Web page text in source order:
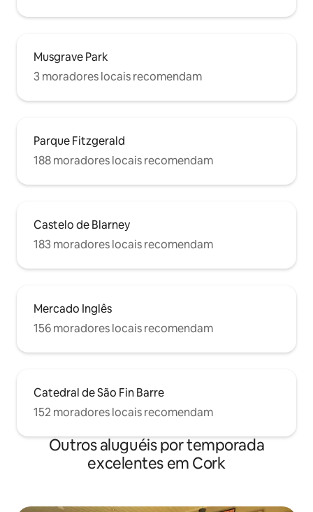
Musgrave Park
3 moradores locais recomendam
Parque Fitzgerald
188 moradores locais recomendam
Castelo de Blarney
183 moradores locais recomendam
Mercado Inglês
156 moradores locais recomendam
Catedral de São Fin Barre
152 moradores locais recomendam
Outros aluguéis por temporada
excelentes em Cork